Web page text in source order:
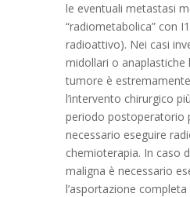
le eventuali metastasi
“radiometabolica” con
radioattivo). Nei casi
midollari o anaplastiche
tumore è
l’intervento chirurgico
periodo postoperatorio
necessario eseguire
chemioterapia. In caso
maligna è necessario
l’asportazione